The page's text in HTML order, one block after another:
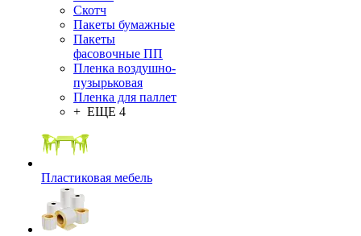
Скотч
Пакеты бумажные
Пакеты
фасовочные ПП
Пленка воздушно-
пузырьковая
Пленка для паллет
+ ЕЩЕ 4
Пластиковая мебель